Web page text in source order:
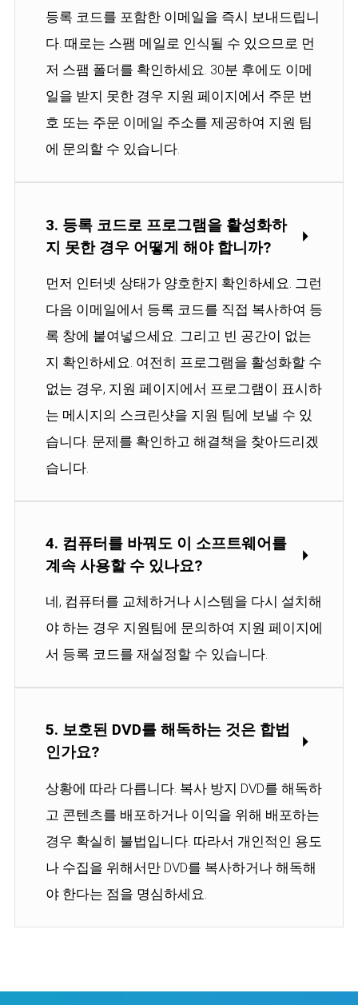
등록 코드를 포함한 이메일을 즉시 보내드립니
다. 때로는 스팸 메일로 인식될 수 있으므로 먼
저 스팸 폴더를 확인하세요. 30분 후에도 이메
일을 받지 못한 경우 지원 페이지에서 주문 번
호 또는 주문 이메일 주소를 제공하여 지원 팀
에 문의할 수 있습니다.
3. 등록 코드로 프로그램을 활성화하
지 못한 경우 어떻게 해야 합니까?
먼저 인터넷 상태가 양호한지 확인하세요. 그런
다음 이메일에서 등록 코드를 직접 복사하여 등
록 창에 붙여넣으세요. 그리고 빈 공간이 없는
지 확인하세요. 여전히 프로그램을 활성화할 수
없는 경우, 지원 페이지에서 프로그램이 표시하
는 메시지의 스크린샷을 지원 팀에 보낼 수 있
습니다. 문제를 확인하고 해결책을 찾아드리겠
습니다.
4. 컴퓨터를 바꿔도 이 소프트웨어를
계속 사용할 수 있나요?
네, 컴퓨터를 교체하거나 시스템을 다시 설치해
야 하는 경우 지원팀에 문의하여 지원 페이지에
서 등록 코드를 재설정할 수 있습니다.
5. 보호된 DVD를 해독하는 것은 합법
인가요?
상황에 따라 다릅니다. 복사 방지 DVD를 해독하
고 콘텐츠를 배포하거나 이익을 위해 배포하는
경우 확실히 불법입니다. 따라서 개인적인 용도
나 수집을 위해서만 DVD를 복사하거나 해독해
야 한다는 점을 명심하세요.